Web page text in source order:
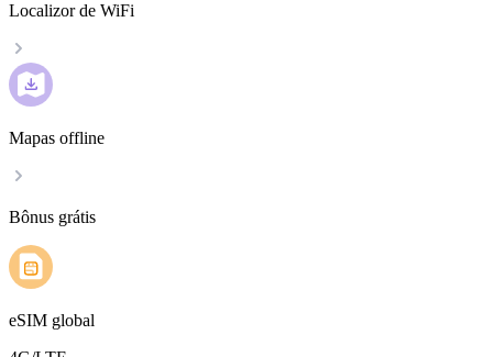
Localizor de WiFi
Mapas offline
Bônus grátis
eSIM global